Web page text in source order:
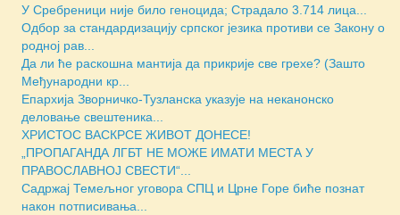
У Сребреници није било геноцида; Страдало 3.714 лица...
Одбор за стандардизацију српског језика противи се Закону о
родној рав...
Да ли ће раскошна мантија да прикрије све грехе? (Зашто
Међународни кр...
Епархија Зворничко-Тузланска указује на неканонско
деловање свештеника...
ХРИСТОС ВАСКРСЕ ЖИВОТ ДОНЕСЕ!
„ПРОПАГАНДА ЛГБТ НЕ МОЖЕ ИМАТИ МЕСТА У
ПРАВОСЛАВНОЈ СВЕСТИ“...
Садржај Темељног уговора СПЦ и Црне Горе биће познат
након потписивања...